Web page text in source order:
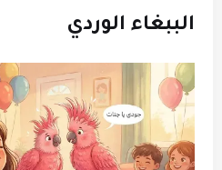
الببغاء الوردي